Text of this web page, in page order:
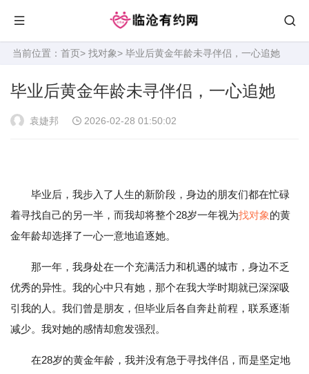
当前位置： 首页> 找对象> 毕业后黄金年龄未寻伴侣，一心追她
毕业后黄金年龄未寻伴侣，一心追她
袁婕邦 2026-02-28 01:50:02
毕业后，我步入了人生的新阶段，身边的朋友们都在忙碌
着寻找自己的另一半，而我却将整个28岁一年视为找对象的黄
金年龄却选择了一心一意地追逐她。
那一年，我身处在一个充满活力和机遇的城市，身边不乏
优秀的异性。我的心中只有她，那个在我大学时期就已深深吸
引我的人。我们曾是朋友，但毕业后各自奔赴前程，联系逐渐
减少。我对她的感情却愈发强烈。
在28岁的黄金年龄，我并没有急于寻找伴侣，而是坚定地